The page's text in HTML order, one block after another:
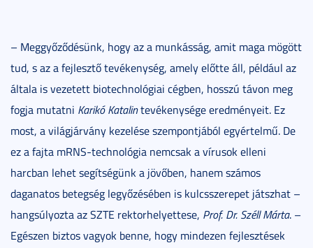
– Meggyőződésünk, hogy az a munkásság, amit maga mögött
tud, s az a fejlesztő tevékenység, amely előtte áll, például az
általa is vezetett biotechnológiai cégben, hosszú távon meg
fogja mutatni Karikó Katalintevékenysége eredményeit. Ez
most, a világjárvány kezelése szempontjából egyértelmű. De
ez a fajta mRNS-technológia nemcsak a vírusok elleni
harcban lehet segítségünk a jövőben, hanem számos
daganatos betegség legyőzésében is kulcsszerepet játszhat –
hangsúlyozta az SZTE rektorhelyettese, Prof. Dr. Széll Márta. –
Egészen biztos vagyok benne, hogy mindezen fejlesztések